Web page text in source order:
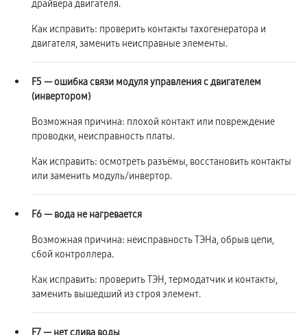
драйвера двигателя.
Как исправить: проверить контакты тахогенератора и
двигателя, заменить неисправные элементы.
F5 — ошибка связи модуля управления с двигателем
(инвертором)
Возможная причина: плохой контакт или повреждение
проводки, неисправность платы.
Как исправить: осмотреть разъёмы, восстановить контакты
или заменить модуль/инвертор.
F6 — вода не нагревается
Возможная причина: неисправность ТЭНа, обрыв цепи,
сбой контроллера.
Как исправить: проверить ТЭН, термодатчик и контакты,
заменить вышедший из строя элемент.
F7 — нет слива воды